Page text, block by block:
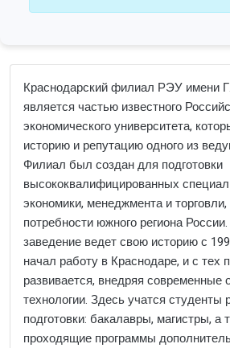
Краснодарский филиал РЭУ имени
является частью известного
экономического университета,
историю и репутацию одного из
Филиал был создан для подготовки
высококвалифицированных
экономики, менеджмента и
потребности южного региона
заведение ведет свою историю с
начал работу в Краснодаре, и с тех
развивается, внедряя современные
технологии. Здесь учатся студенты
подготовки: бакалавры, магистры, а
проходящие программы